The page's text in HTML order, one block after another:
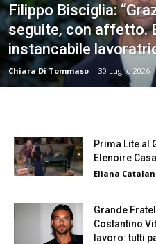
Filippo Bisciglia:
seguite, con affetto.
instancabile
Chiara Di Tommaso - 30 Luglio 2026
Prima Lite al
Elenoire
Eliana
Grande
Costantino
lavoro: tutti